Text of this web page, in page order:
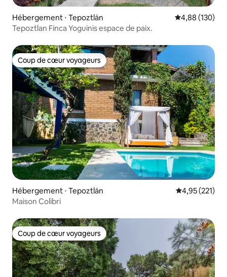
Hébergement ⋅ Tepoztlán Évaluation
4,88 (130)
Tepoztlan Finca Yoguinis espace de paix.
Coup de cœur voyageurs
Coup de cœur voyageurs
Hébergement ⋅ Tepoztlán Évaluation
4,95 (221)
Maison Colibri
Coup de cœur voyageurs
Coup de cœur voyageurs